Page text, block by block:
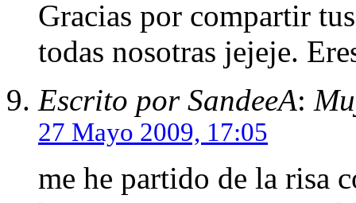
Gracias por compartir
todas nosotras jejeje.
Escrito por SandeeA:
27 Mayo 2009, 17:05
me he partido de la risa